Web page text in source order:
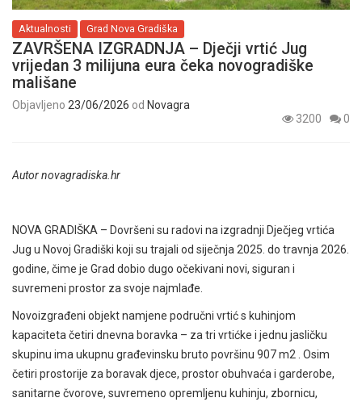
Aktualnosti Grad Nova Gradiška
ZAVRŠENA IZGRADNJA – Dječji vrtić Jug
vrijedan 3 milijuna eura čeka novogradiške
mališane
Objavljeno 23/06/2026 od Novagra
3200
0
Autor novagradiska.hr
NOVA GRADIŠKA – Dovršeni su radovi na izgradnji Dječjeg vrtića
Jug u Novoj Gradiški koji su trajali od siječnja 2025. do travnja 2026.
godine, čime je Grad dobio dugo očekivani novi, siguran i
suvremeni prostor za svoje najmlađe.
Novoizgrađeni objekt namjene područni vrtić s kuhinjom
kapaciteta četiri dnevna boravka – za tri vrtićke i jednu jasličku
skupinu ima ukupnu građevinsku bruto površinu 907 m2 . Osim
četiri prostorije za boravak djece, prostor obuhvaća i garderobe,
sanitarne čvorove, suvremeno opremljenu kuhinju, zbornicu,